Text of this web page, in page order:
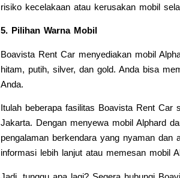
risiko kecelakaan atau kerusakan mobil
5. Pilihan Warna Mobil
Boavista Rent Car menyediakan mobil
hitam, putih, silver, dan gold. Anda bisa
Anda.
Itulah beberapa fasilitas Boavista Rent Car
Jakarta. Dengan menyewa mobil Alphard
pengalaman berkendara yang nyaman dan
informasi lebih lanjut atau memesan mobil